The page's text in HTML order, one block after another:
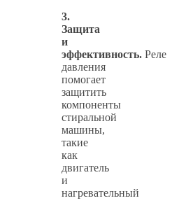
3.
Защита
и
эффективность. Реле
давления
помогает
защитить
компоненты
стиральной
машины,
такие
как
двигатель
и
нагревательный